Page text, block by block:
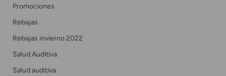
Promociones
Rebajas
Rebajas invierno 2022
Salud Auditiva
Salud auditiva